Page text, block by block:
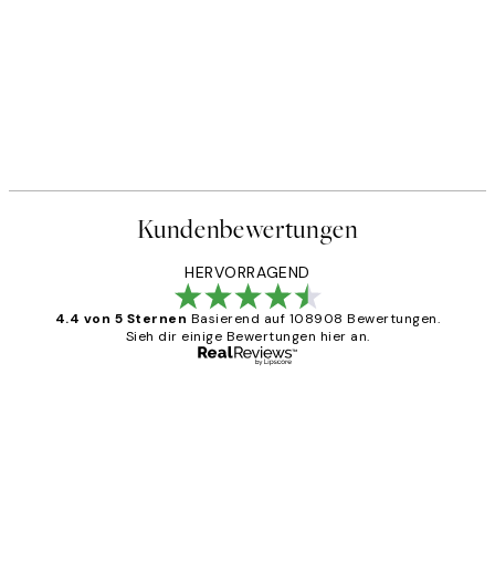
Kundenbewertungen
HERVORRAGEND
4.4 von 5 Sternen Basierend auf 108908 Bewertungen.
Sieh dir einige Bewertungen hier an.